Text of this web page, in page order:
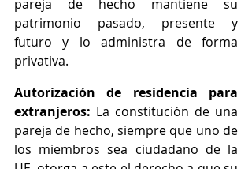
pareja de hecho mantiene su
patrimonio pasado, presente y
futuro y lo administra de forma
privativa.
Autorización de residencia para
extranjeros: La constitución de una
pareja de hecho, siempre que uno de
los miembros sea ciudadano de la